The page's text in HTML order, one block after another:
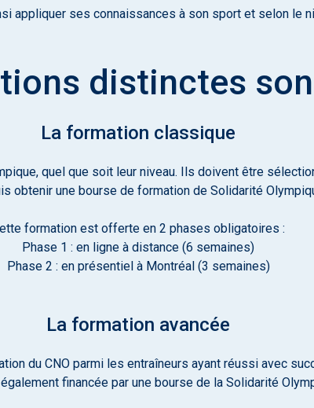
appliquer ses connaissances à son sport et selon le
distinctes
La formation classique
quel que soit leur niveau. Ils doivent être
obtenir une bourse de formation de Solidarité
formation est offerte en 2 phases obligatoires :
Phase 1 : en ligne à distance (6 semaines)
Phase 2 : en présentiel à Montréal (3 semaines)
La formation avancée
du CNO parmi les entraîneurs ayant réussi avec
financée par une bourse de la Solidarité